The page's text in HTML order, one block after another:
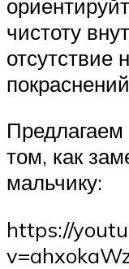
чистоту
отсутствие
том, как
мальчику:
https://